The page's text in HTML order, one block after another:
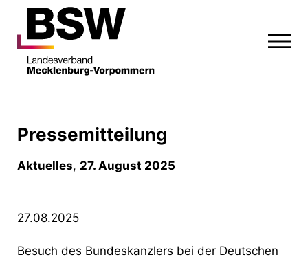
Pressemitteilung
Aktuelles, 27. August 2025
27.08.2025
Besuch des Bundeskanzlers bei der Deutschen